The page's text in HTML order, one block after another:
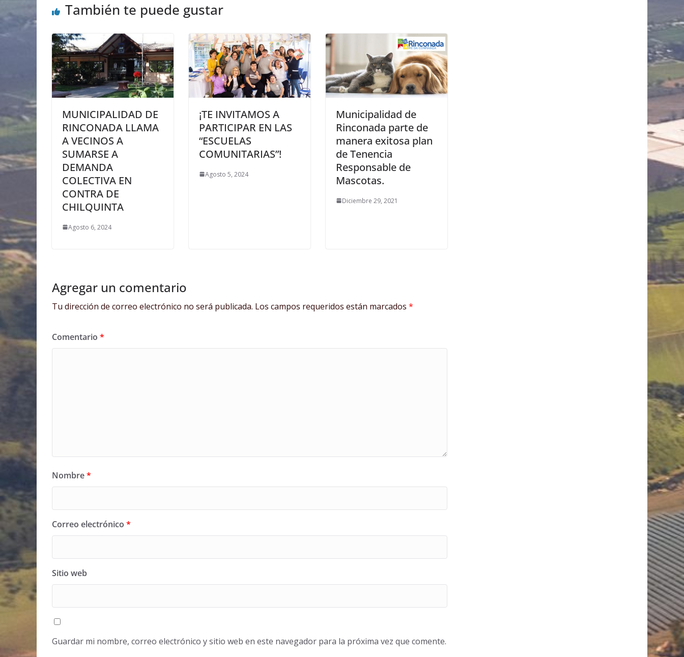
También te puede gustar
MUNICIPALIDAD DE
RINCONADA LLAMA
A VECINOS A
SUMARSE A
DEMANDA
COLECTIVA EN
CONTRA DE
CHILQUINTA
Agosto 6, 2024
¡TE INVITAMOS A
PARTICIPAR EN LAS
“ESCUELAS
COMUNITARIAS”!
Agosto 5, 2024
Municipalidad de
Rinconada parte de
manera exitosa plan
de Tenencia
Responsable de
Mascotas.
Diciembre 29, 2021
Agregar un comentario
Tu dirección de correo electrónico no será publicada. Los campos requeridos están marcados *
Comentario *
Nombre*
Correo electrónico *
Sitio web
Guardar mi nombre, correo electrónico y sitio web en este navegador para la próxima vez que comente.